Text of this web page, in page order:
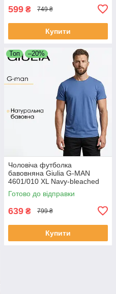
599 ₴ 749 ₴
Купити
Топ –20%
Чоловіча футболка
бавовняна Giulia G-MAN
4601/010 XL Navy-bleached
denim, класичний крій,
круглий виріз
Готово до відправки
639 ₴ 799 ₴
Купити